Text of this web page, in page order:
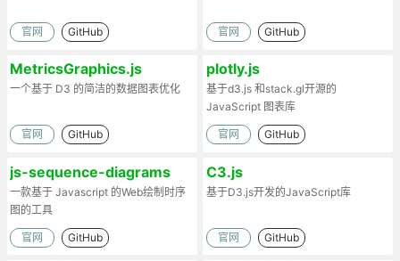
官网 GitHub 官网 GitHub
MetricsGraphics.js
一个基于 D3 的简洁的数据图表优化
官网 GitHub
plotly.js
基于d3.js 和stack.gl开源的
JavaScript 图表库
官网 GitHub
js-sequence-diagrams
一款基于 Javascript 的Web绘制时序
图的工具
官网 GitHub
C3.js
基于D3.js开发的JavaScript库
官网 GitHub